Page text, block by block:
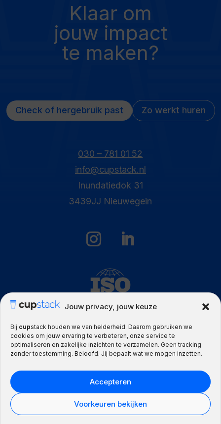
Jouw privacy, jouw keuze
Bij cupstack houden we van helderheid. Daarom gebruiken we
cookies om jouw ervaring te verbeteren, onze service te
optimaliseren en zakelijke inzichten te verzamelen. Geen tracking
zonder toestemming. Beloofd. Jij bepaalt wat we mogen inzetten.
Accepteren
Voorkeuren bekijken
Klaar om
jouw impact
te maken?
Check of hergebruik past Zo werkt huren
030 – 781 01 52
info@cupstack.nl
Inundatiedok 31
3439JJ Nieuwegein
Algemene voorwaarden
Inkoopvoorwaarden
© cupstack • Part of Mangrove Group